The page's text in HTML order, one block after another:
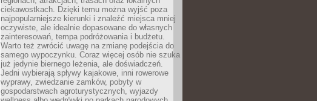
ciekawostkach. Dzięki temu można wyjść poza
najpopularniejsze kierunki i znaleźć miejsca mniej
oczywiste, ale idealnie dopasowane do własnych
zainteresowań, tempa podróżowania i budżetu.
Warto też zwrócić uwagę na zmianę podejścia do
samego wypoczynku. Coraz więcej osób nie szuka
już jedynie biernego leżenia, ale doświadczeń.
Jedni wybierają spływy kajakowe, inni rowerowe
wyprawy, zwiedzanie zamków, pobyty w
gospodarstwach agroturystycznych, wyjazdy